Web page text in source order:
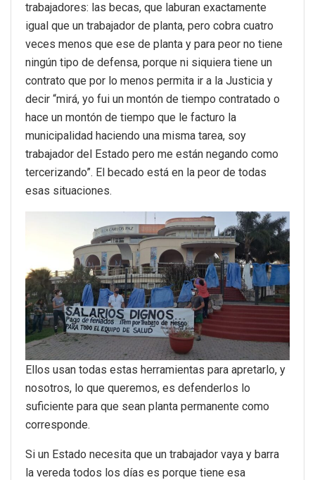
trabajadores: las becas, que laburan exactamente
igual que un trabajador de planta, pero cobra cuatro
veces menos que ese de planta y para peor no tiene
ningún tipo de defensa, porque ni siquiera tiene un
contrato que por lo menos permita ir a la Justicia y
decir “mirá, yo fui un montón de tiempo contratado o
hace un montón de tiempo que le facturo la
municipalidad haciendo una misma tarea, soy
trabajador del Estado pero me están negando como
tercerizando”. El becado está en la peor de todas
esas situaciones.
Ellos usan todas estas herramientas para apretarlo, y
nosotros, lo que queremos, es defenderlos lo
suficiente para que sean planta permanente como
corresponde.
Si un Estado necesita que un trabajador vaya y barra
la vereda todos los días es porque tiene esa